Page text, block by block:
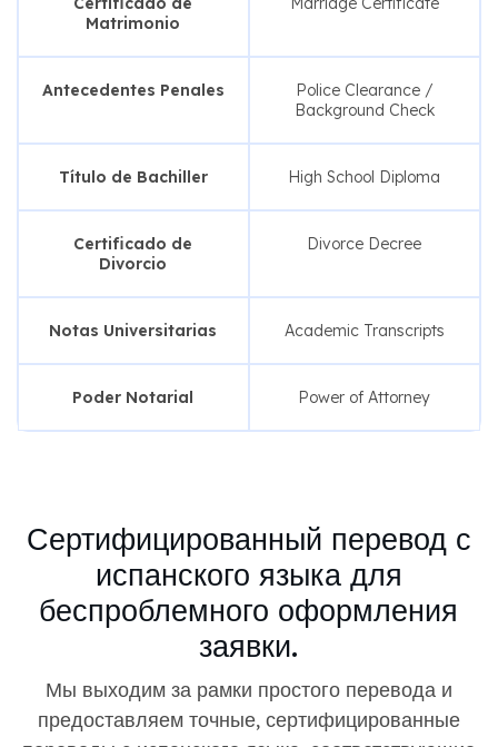
Matrimonio
Antecedentes Penales
Police Clearance /
Background Check
Título de Bachiller High School Diploma
Certificado de
Divorcio
Divorce Decree
Notas Universitarias Academic Transcripts
Poder Notarial Power of Attorney
Сертифицированный перевод с
испанского языка для
беспроблемного оформления
заявки.
Мы выходим за рамки простого перевода и
предоставляем точные, сертифицированные